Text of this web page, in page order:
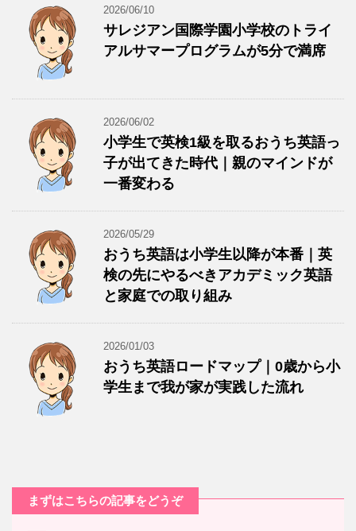
2026/06/10
サレジアン国際学園小学校のトライ
アルサマープログラムが5分で満席
2026/06/02
小学生で英検1級を取るおうち英語っ
子が出てきた時代｜親のマインドが
一番変わる
2026/05/29
おうち英語は小学生以降が本番｜英
検の先にやるべきアカデミック英語
と家庭での取り組み
2026/01/03
おうち英語ロードマップ｜0歳から小
学生まで我が家が実践した流れ
まずはこちらの記事をどうぞ